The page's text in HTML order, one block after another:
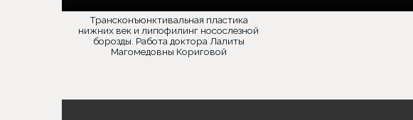
Трансконъюнктивальная пластика
нижних век и липофилинг носослезной
борозды. Работа доктора Лалиты
Магомедовны Кориговой